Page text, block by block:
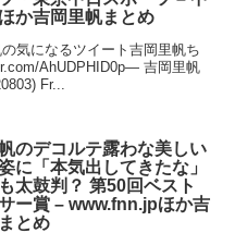
か吉岡里帆まとめ
気になるツイート吉岡里帆ち
AhUDPHID0p— 吉岡里帆
Fr...
のデコルテ露わな美しい
に「本気出してきたな」
太鼓判？ 第50回ベスト
サー賞 – www.fnn.jpほか吉
とめ